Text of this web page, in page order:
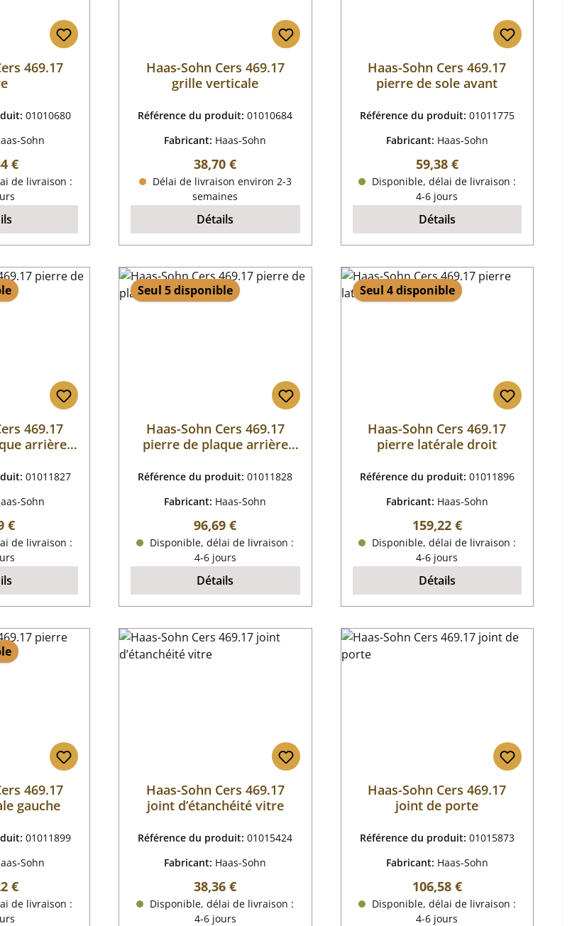
469.17
01010680
Sohn
:
€
de livraison :
Haas-Sohn Cers 469.17
grille verticale
Référence du produit:01010684
Fabricant: Haas-Sohn
Prix régulier :
38,70 €
Délai de livraison environ 2-3
semaines
Détails
Haas-Sohn Cers 469.17
pierre de sole avant
Référence du produit: 01011775
Fabricant: Haas-Sohn
Prix régulier :
59,38 €
Disponible, délai de livraison :
4-6 jours
Détails
469.17
arrière
01011827
Sohn
:
€
de livraison :
Seul 5 disponible
Haas-Sohn Cers 469.17
pierre de plaque arrière
Référence du produit:01011828
Fabricant: Haas-Sohn
Prix régulier :
96,69 €
Disponible, délai de livraison :
4-6 jours
Détails
Seul 4 disponible
Haas-Sohn Cers 469.17
pierre latérale droit
Référence du produit: 01011896
Fabricant: Haas-Sohn
Prix régulier :
159,22 €
Disponible, délai de livraison :
4-6 jours
Détails
469.17
gauche
01011899
Sohn
:
€
de livraison :
Haas-Sohn Cers 469.17
joint d’étanchéité vitre
Référence du produit:01015424
Fabricant: Haas-Sohn
Prix régulier :
38,36 €
Disponible, délai de livraison :
4-6 jours
Haas-Sohn Cers 469.17
joint de porte
Référence du produit: 01015873
Fabricant: Haas-Sohn
Prix régulier :
106,58 €
Disponible, délai de livraison :
4-6 jours